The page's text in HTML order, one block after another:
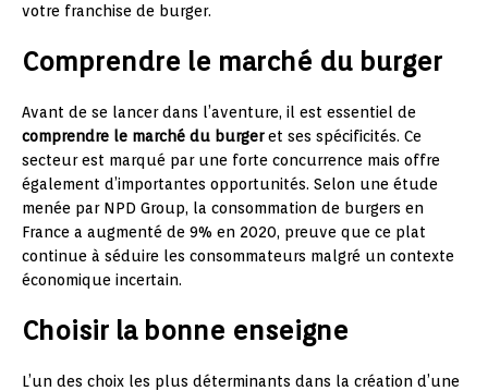
votre franchise de burger.
Comprendre le marché du burger
Avant de se lancer dans l’aventure, il est essentiel de
comprendre le marché du burgeret ses spécificités. Ce
secteur est marqué par une forte concurrence mais offre
également d’importantes opportunités. Selon une étude
menée par NPD Group, la consommation de burgers en
France a augmenté de 9% en 2020, preuve que ce plat
continue à séduire les consommateurs malgré un contexte
économique incertain.
Choisir la bonne enseigne
L’un des choix les plus déterminants dans la création d’une